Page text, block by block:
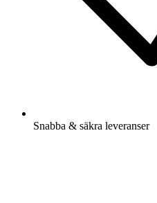
Snabba & säkra leveranser